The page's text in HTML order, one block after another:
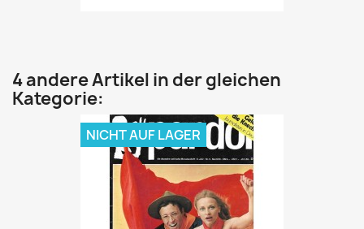
4 andere Artikel in der gleichen
Kategorie:
NICHT AUF LAGER